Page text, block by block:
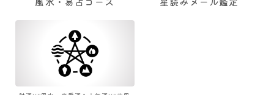
風水・易占コース 星読みメール鑑定